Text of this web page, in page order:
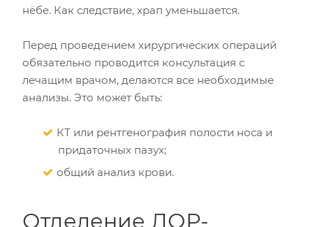
нёбе. Как следствие, храп уменьшается.
Перед проведением хирургических операций
обязательно проводится консультация с
лечащим врачом, делаются все необходимые
анализы. Это может быть:
КТ или рентгенография полости носа и
придаточных пазух;
общий анализ крови.
Отделение ЛОР-